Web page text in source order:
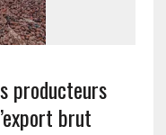
producteurs
brut